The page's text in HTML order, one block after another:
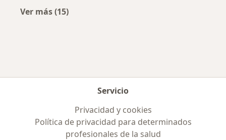
Ver más (15)
Servicio
Privacidad y cookies
Política de privacidad para determinados
profesionales de la salud